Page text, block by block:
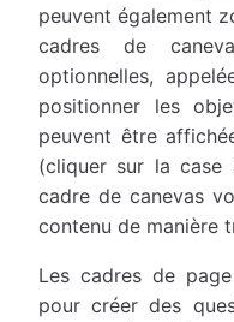
peuvent également
cadres de
optionnelles,
positionner les
peuvent être
(cliquer sur la case
cadre de canevas
contenu de manière
Les cadres de
pour créer des